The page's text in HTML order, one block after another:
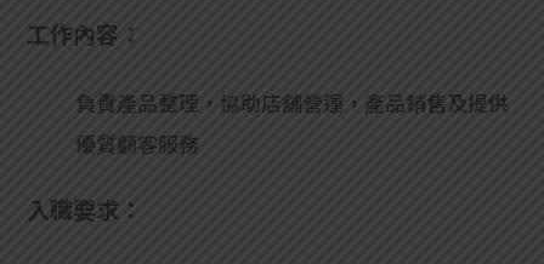
工作內容：
負責產品整理，協助店舖營運，產品銷售及提供
優質顧客服務
入職要求：